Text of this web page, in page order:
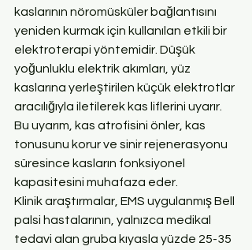
kaslarının nöromüsküler bağlantısını
yeniden kurmak için kullanılan etkili bir
elektroterapi yöntemidir. Düşük
yoğunluklu elektrik akımları, yüz
kaslarına yerleştirilen küçük elektrotlar
aracılığıyla iletilerek kas liflerini uyarır.
Bu uyarım, kas atrofisini önler, kas
tonusunu korur ve sinir rejenerasyonu
süresince kasların fonksiyonel
kapasitesini muhafaza eder.
Klinik araştırmalar, EMS uygulanmış Bell
palsi hastalarının, yalnızca medikal
tedavi alan gruba kıyasla yüzde 25-35